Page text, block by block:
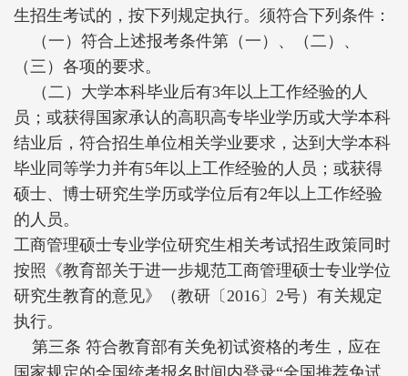
生招生考试的，按下列规定执行。须符合下列条件：
（一）符合上述报考条件第（一）、（二）、
（三）各项的要求。
（二）大学本科毕业后有3年以上工作经验的人
员；或获得国家承认的高职高专毕业学历或大学本科
结业后，符合招生单位相关学业要求，达到大学本科
毕业同等学力并有5年以上工作经验的人员；或获得
硕士、博士研究生学历或学位后有2年以上工作经验
的人员。
工商管理硕士专业学位研究生相关考试招生政策同时
按照《教育部关于进一步规范工商管理硕士专业学位
研究生教育的意见》（教研〔2016〕2号）有关规定
执行。
第三条 符合教育部有关免初试资格的考生，应在
国家规定的全国统考报名时间内登录“全国推荐免试